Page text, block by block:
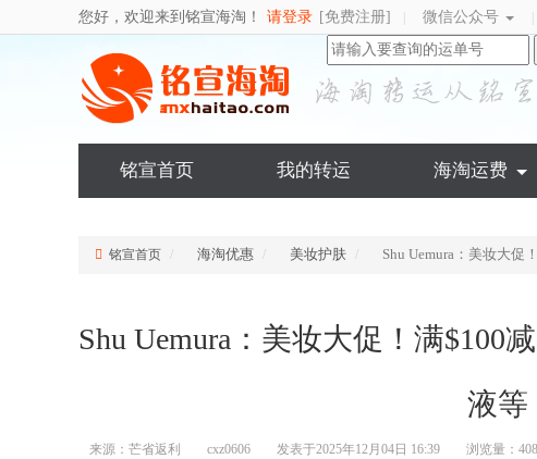
您好，欢迎来到铭宣海淘！ 请登录 [免费注册] 微信公众号
铭宣首页 我的转运 海淘运费
铭宣首页 海淘优惠 美妆护肤 Shu Uemura：美妆大促
Shu Uemura：美妆大促！满$100
液等
来源：芒省返利 cxz0606 发表于2025年12月04日 16:39 浏览量：408